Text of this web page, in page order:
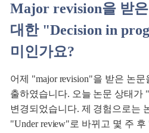
Major revision을 받은
대한 "Decision in
미인가요?
어제 "major revision"을 받은 논문
출하였습니다. 오늘 논문 상태가
변경되었습니다. 제 경험으로는
"Under review"로 바뀌고 몇 주 후